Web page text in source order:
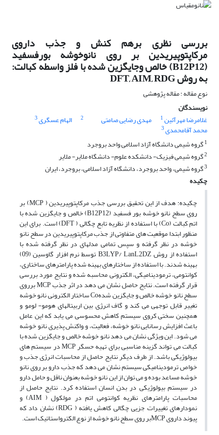
بررسی نظری برهم کنش و جذب داروی
مرکاپتوپیریدین بر روی نانوخوشه بورفسفید
(B12P12) خالص وجایگزین شده با فلز واسطه کبالت:
به روش DFT, AIM, RDG
نوع مقاله : مقاله پژوهشی
نویسندگان
غلامرضا مهرآئین1 مهدی رضایی صامتی 2 الهام عسگری3
محمد آقامحمدی3
1گروه شیمی دانشگاه آزاد اسلامی واحد بروجرد
2گروه شیمی فیزیک- دانشکده علوم- دانشگاه ملایر- ملایر
3گروه شیمی، واحد بروجرد، دانشگاه آزاد اسلامی، بروجرد، ایران
چکیده
چکیده: هدف از این تحقیق بررسی جذب مرکاپتوپیریدین ( MCP) بر
روی سطح نانو خوشه بور فسفید (B12P12) خالص و جایگزین شده با
اتم کبالت (Co) با استفاده از نظریه تابع چگالی ( DFT) است. برای این
منظور ابتدا موقعیت های متفاوتی از جذب مرکاپتوپیریدین در سطح نانو
خوشه در نظر گرفته و سپس تمامی مدلهای در نظر گرفته شده با
استفاده از روش B3LYP/ LanL2DZ توسط نرم افزار گاوسین (09)
بهینه شدند. با استفاده از ساختارهای بهینه شده پارامترهای ساختاری،
کوانتومی، ترمودینامیکی، الکترونی محاسبه شده و نتایج مورد بررسی
قرار گرفته است. نتایج حاصل نشان می دهد در اثر جذب MCP برروی
سطح نانو خوشه خالص و جایگزین شدهCo ساختار الکترونی نانو خوشه
تغییر قابل توجهی می کند و گاف انرژی بین اربیتالهای هومو- لومو و
همچنین سختی کروی سیستم کاهش محسوسی می یابد که این عامل
باعث افزایش رسانایی نانو خوشه، فعالیت، و واکنش پذیری نانو خوشه
می شود. این ویژگی نشان می دهد نانو خوشه خالص و جایگزین شده با
کبالت می تواند گزینه مناسبی برای تهیه حسگر MCP در سیستم های
بیولوژیکی باشد. از طرف دیگر نتایج حاصل از محاسبات انرژی جذب و
خواص ترمودینامیکی سیستم نشان می دهد که جذب دارو بر روی نانو
خوشه مساعد بوده و می توان از این نانو خوشه بعنوان ناقل و حامل دارو
در سیستم بیولوژیکی در بدن انسان استفاده کرد. نتایج حاصل از
محاسبات پارامترهای نظریه کوانتومی اتم در مولکول ( AIM) و
نمودارهای تغییرات جزیی چگالی کاهش یافته ( RDG) نشان داد که
پیوند داروی MCPبر روی سطح نانو خوشه از نوع الکترواستاتیک است.